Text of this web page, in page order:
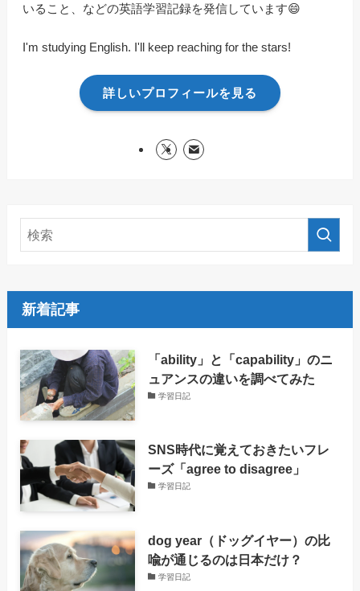
いること、などの英語学習記録を発信しています😄
I'm studying English. I'll keep reaching for the stars!
詳しいプロフィールを見る
新着記事
「ability」と「capability」のニ
ュアンスの違いを調べてみた
学習日記
SNS時代に覚えておきたいフレ
ーズ「agree to disagree」
学習日記
dog year（ドッグイヤー）の比
喩が通じるのは日本だけ？
学習日記